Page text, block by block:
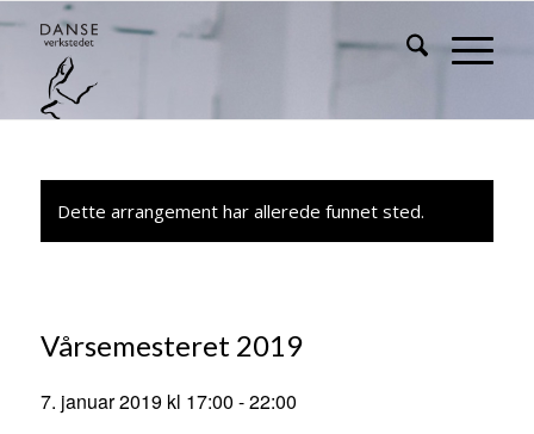
Dette arrangement har allerede funnet sted.
Vårsemesteret 2019
7. januar 2019 kl 17:00 -22:00